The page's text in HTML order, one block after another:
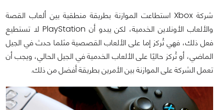
شركة Xbox استطاعت الموازنة بطريقة منطقية بين ألعاب القصة
والألعاب الأونلاين الخدمية، لكن يبدو أن PlayStation لا تستطيع
فعل ذلك، فهي تُركز إما على الألعاب القصصية مثلما حدث في الجيل
الماضي، أو تُركز حاليًا على الألعاب الخدمية في الجيل الحالي، ويجب أن
تعمل الشركة على الموازنة بين الأمرين بطريقة أفضل من ذلك.